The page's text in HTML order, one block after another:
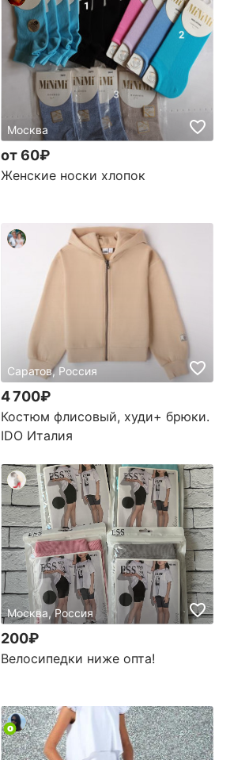
Москва
от 60₽
Женские носки хлопок
Саратов, Россия
4 700₽
Костюм флисовый, худи+ брюки.
IDO Италия
Москва, Россия
200₽
Велосипедки ниже опта!